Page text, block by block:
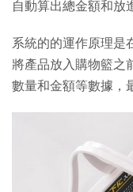
自動算出總金額和放
系統的的運作原理是
將產品放入購物籃之
數量和金額等數據，